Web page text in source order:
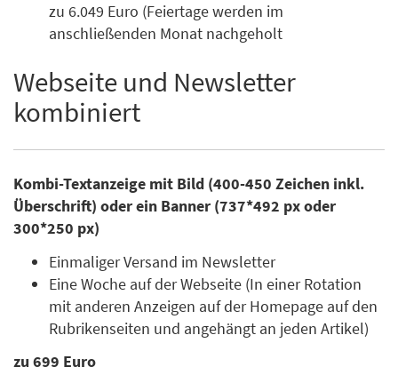
zu 6.049 Euro (Feiertage werden im
anschließenden Monat nachgeholt
Webseite und Newsletter
kombiniert
Kombi-Textanzeige mit Bild (400-450 Zeichen inkl.
Überschrift) oder ein Banner (737*492 px oder
300*250 px)
Einmaliger Versand im Newsletter
Eine Woche auf der Webseite (In einer Rotation
mit anderen Anzeigen auf der Homepage auf den
Rubrikenseiten und angehängt an jeden Artikel)
zu 699 Euro